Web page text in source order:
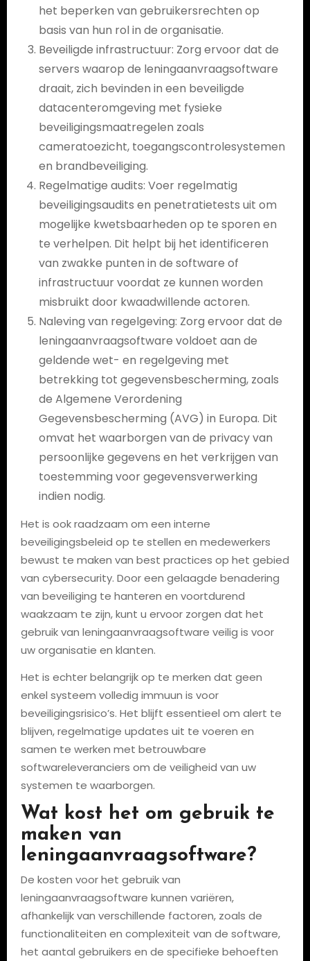
het beperken van gebruikersrechten op
basis van hun rol in de organisatie.
Beveiligde infrastructuur: Zorg ervoor dat de
servers waarop de leningaanvraagsoftware
draait, zich bevinden in een beveiligde
datacenteromgeving met fysieke
beveiligingsmaatregelen zoals
cameratoezicht, toegangscontrolesystemen
en brandbeveiliging.
Regelmatige audits: Voer regelmatig
beveiligingsaudits en penetratietests uit om
mogelijke kwetsbaarheden op te sporen en
te verhelpen. Dit helpt bij het identificeren
van zwakke punten in de software of
infrastructuur voordat ze kunnen worden
misbruikt door kwaadwillende actoren.
Naleving van regelgeving: Zorg ervoor dat de
leningaanvraagsoftware voldoet aan de
geldende wet- en regelgeving met
betrekking tot gegevensbescherming, zoals
de Algemene Verordening
Gegevensbescherming (AVG) in Europa. Dit
omvat het waarborgen van de privacy van
persoonlijke gegevens en het verkrijgen van
toestemming voor gegevensverwerking
indien nodig.
Het is ook raadzaam om een interne
beveiligingsbeleid op te stellen en medewerkers
bewust te maken van best practices op het gebied
van cybersecurity. Door een gelaagde benadering
van beveiliging te hanteren en voortdurend
waakzaam te zijn, kunt u ervoor zorgen dat het
gebruik van leningaanvraagsoftware veilig is voor
uw organisatie en klanten.
Het is echter belangrijk op te merken dat geen
enkel systeem volledig immuun is voor
beveiligingsrisico’s. Het blijft essentieel om alert te
blijven, regelmatige updates uit te voeren en
samen te werken met betrouwbare
softwareleveranciers om de veiligheid van uw
systemen te waarborgen.
Wat kost het om gebruik te
maken van
leningaanvraagsoftware?
De kosten voor het gebruik van
leningaanvraagsoftware kunnen variëren,
afhankelijk van verschillende factoren, zoals de
functionaliteiten en complexiteit van de software,
het aantal gebruikers en de specifieke behoeften